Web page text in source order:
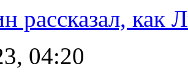
рассказал, как
04:20